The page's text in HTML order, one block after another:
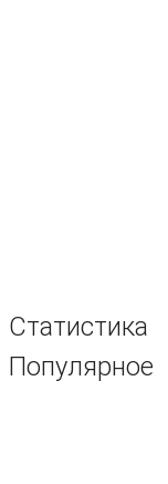
Статистика
Популярное